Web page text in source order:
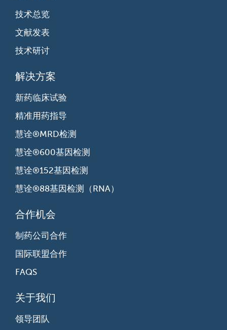
技术总览
文献发表
技术研讨
解决方案
新药临床试验
精准用药指导
慧诠®MRD检测
慧诠®600基因检测
慧诠®152基因检测
慧诠®88基因检测（RNA）
合作机会
制药公司合作
国际联盟合作
FAQS
关于我们
领导团队